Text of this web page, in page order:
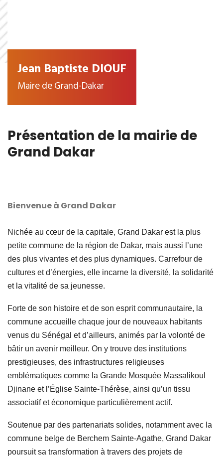
Jean Baptiste DIOUF
Maire de Grand-Dakar
Présentation de la mairie de
Grand Dakar
Bienvenue à Grand Dakar
Nichée au cœur de la capitale, Grand Dakar est la plus
petite commune de la région de Dakar, mais aussi l’une
des plus vivantes et des plus dynamiques. Carrefour de
cultures et d’énergies, elle incarne la diversité, la solidarité
et la vitalité de sa jeunesse.
Forte de son histoire et de son esprit communautaire, la
commune accueille chaque jour de nouveaux habitants
venus du Sénégal et d’ailleurs, animés par la volonté de
bâtir un avenir meilleur. On y trouve des institutions
prestigieuses, des infrastructures religieuses
emblématiques comme la Grande Mosquée Massalikoul
Djinane et l’Église Sainte-Thérèse, ainsi qu’un tissu
associatif et économique particulièrement actif.
Soutenue par des partenariats solides, notamment avec la
commune belge de Berchem Sainte-Agathe, Grand Dakar
poursuit sa transformation à travers des projets de